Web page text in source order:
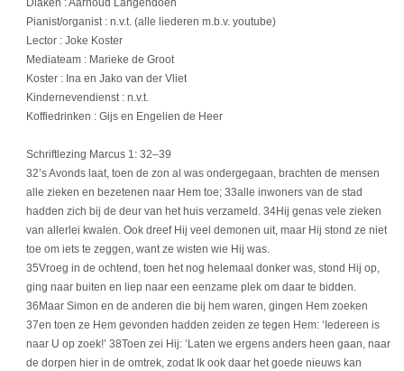
Diaken : Aarnoud Langendoen
Pianist/organist : n.v.t. (alle liederen m.b.v. youtube)
Lector : Joke Koster
Mediateam : Marieke de Groot
Koster : Ina en Jako van der Vliet
Kindernevendienst : n.v.t.
Koffiedrinken : Gijs en Engelien de Heer
Schriftlezing Marcus 1: 32–39
32’s Avonds laat, toen de zon al was ondergegaan, brachten de mensen
alle zieken en bezetenen naar Hem toe; 33alle inwoners van de stad
hadden zich bij de deur van het huis verzameld. 34Hij genas vele zieken
van allerlei kwalen. Ook dreef Hij veel demonen uit, maar Hij stond ze niet
toe om iets te zeggen, want ze wisten wie Hij was.
35Vroeg in de ochtend, toen het nog helemaal donker was, stond Hij op,
ging naar buiten en liep naar een eenzame plek om daar te bidden.
36Maar Simon en de anderen die bij hem waren, gingen Hem zoeken
37en toen ze Hem gevonden hadden zeiden ze tegen Hem: ‘Iedereen is
naar U op zoek!’ 38Toen zei Hij: ‘Laten we ergens anders heen gaan, naar
de dorpen hier in de omtrek, zodat Ik ook daar het goede nieuws kan